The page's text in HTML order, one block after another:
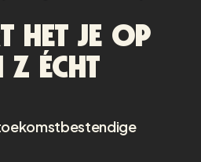
het je op
Z écht